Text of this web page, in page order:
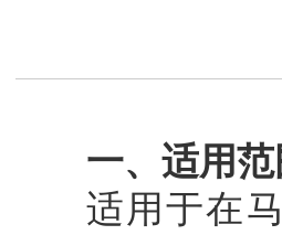
一、适用范
适用于在